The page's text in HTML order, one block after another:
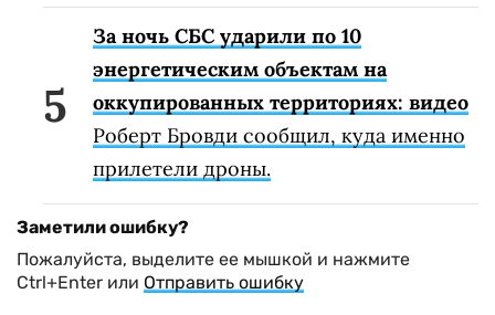
За ночь СБС ударили по 10
энергетическим объектам на
оккупированных территориях: видео
Роберт Бровди сообщил, куда именно
прилетели дроны.
Заметили ошибку?
Пожалуйста, выделите ее мышкой и нажмите
Ctrl+Enter или Отправить ошибку